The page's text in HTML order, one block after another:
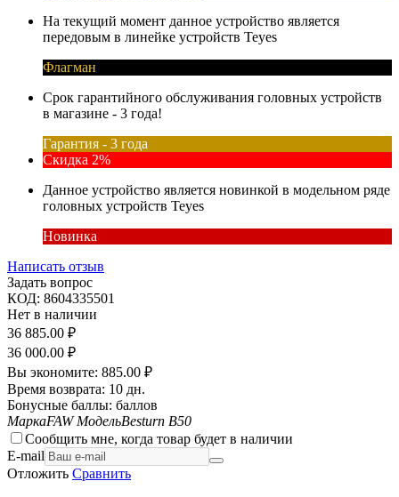
На текущий момент данное устройство является
передовым в линейке устройств Teyes
Флагман
Срок гарантийного обслуживания головных устройств
в магазине - 3 года!
Гарантия - 3 года
Скидка 2%
Данное устройство является новинкой в модельном ряде
головных устройств Teyes
Новинка
Написать отзыв
Задать вопрос
КОД: 8604335501
Нет в наличии
36 885.00 ₽
36 000.00 ₽
Вы экономите: 885.00 ₽
Время возврата: 10 дн.
Бонусные баллы: баллов
МаркаFAW МодельBesturn B50
Сообщить мне, когда товар будет в наличии
E-mail
Отложить Сравнить